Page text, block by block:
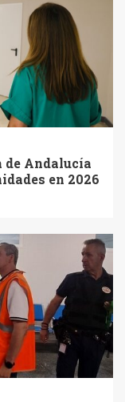
de Andalucía
en 2026